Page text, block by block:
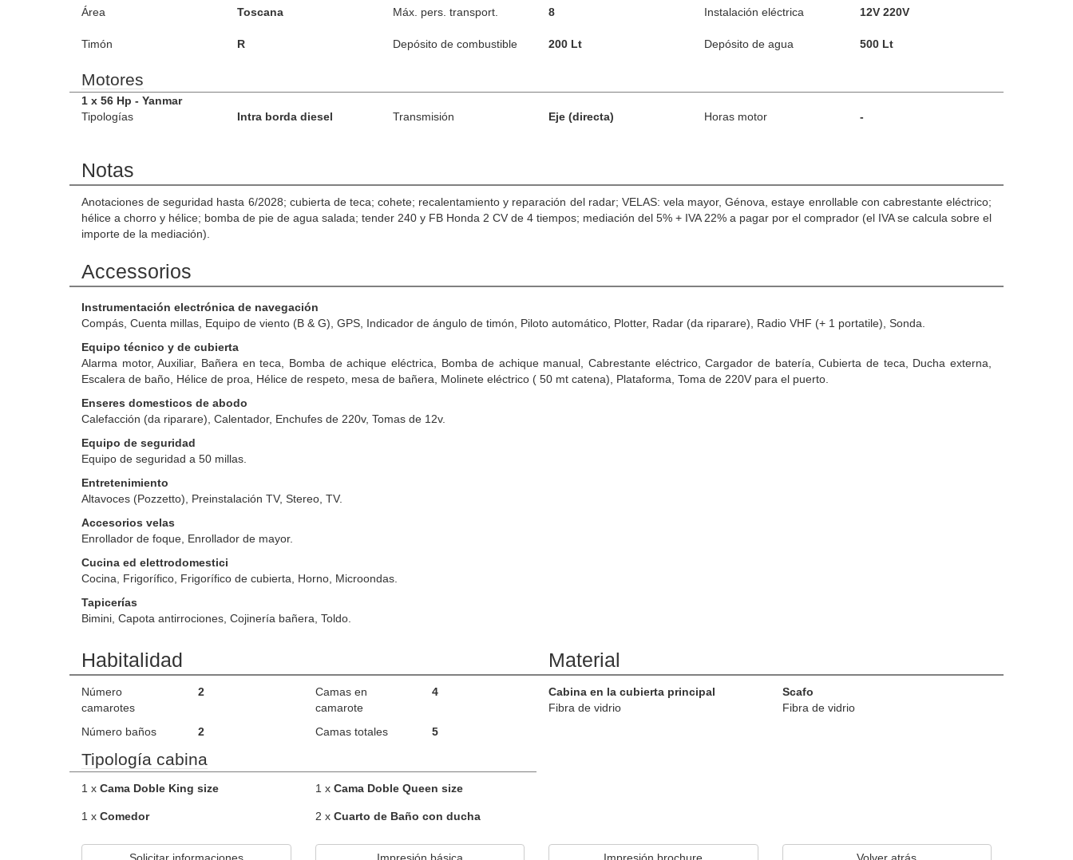
Área Toscana Máx. pers. transport. 8 Instalación eléctrica 12V 220V
Timón R Depósito de combustible 200 Lt Depósito de agua 500 Lt
Motores
1 x 56 Hp - Yanmar
Tipologías
Intra borda diesel Transmisión Eje (directa) Horas motor -
Notas
Anotaciones de seguridad hasta 6/2028; cubierta de teca; cohete; recalentamiento y reparación del radar; VELAS: vela mayor, Génova, estaye enrollable con cabrestante eléctrico;
hélice a chorro y hélice; bomba de pie de agua salada; tender 240 y FB Honda 2 CV de 4 tiempos; mediación del 5% + IVA 22% a pagar por el comprador (el IVA se calcula sobre el
importe de la mediación).
Accessorios
Instrumentación electrónica de navegación
Compás, Cuenta millas, Equipo de viento (B & G), GPS, Indicador de ángulo de timón, Piloto automático, Plotter, Radar (da riparare), Radio VHF (+ 1 portatile), Sonda.
Equipo técnico y de cubierta
Alarma motor, Auxiliar, Bañera en teca, Bomba de achique eléctrica, Bomba de achique manual, Cabrestante eléctrico, Cargador de batería, Cubierta de teca, Ducha externa,
Escalera de baño, Hélice de proa, Hélice de respeto, mesa de bañera, Molinete eléctrico ( 50 mt catena), Plataforma, Toma de 220V para el puerto.
Enseres domesticos de abodo
Calefacción (da riparare), Calentador, Enchufes de 220v, Tomas de 12v.
Equipo de seguridad
Equipo de seguridad a 50 millas.
Entretenimiento
Altavoces (Pozzetto), Preinstalación TV, Stereo, TV.
Accesorios velas
Enrollador de foque, Enrollador de mayor.
Cucina ed elettrodomestici
Cocina, Frigorífico, Frigorífico de cubierta, Horno, Microondas.
Tapicerías
Bimini, Capota antirrociones, Cojinería bañera, Toldo.
Habitalidad
Número
camarotes
2
Número baños 2
Camas en
camarote
4
Camas totales 5
Tipología cabina
1 x Cama Doble King size 1 x Cama Doble Queen size
1 x Comedor 2 x Cuarto de Baño con ducha
Material
Cabina en la cubierta principal
Fibra de vidrio
Scafo
Fibra de vidrio